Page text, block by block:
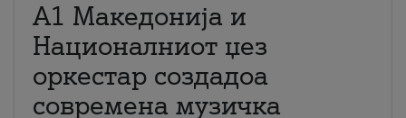
А1 Македонија и
Националниот џез
оркестар создадоа
современа музичка